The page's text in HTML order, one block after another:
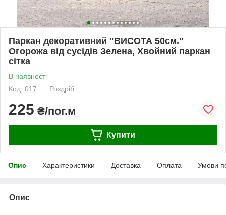
Паркан декоративний "ВИСОТА 50см."
Огорожа від сусідів Зелена, Хвойний паркан
сітка
В наявності
Код: 017
Роздріб
225 ₴/пог.м
Купити
Опис Характеристики Доставка Оплата Умови
Опис